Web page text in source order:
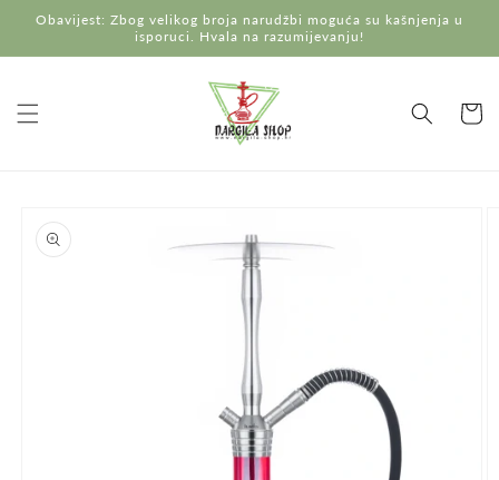
na
Obavijest: Zbog velikog broja narudžbi moguća su kašnjenja u
isporuci. Hvala na razumijevanju!
proizvodu